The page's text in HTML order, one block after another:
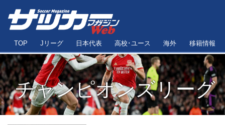
TOP Jリーグ 日本代表 高校･ユース 海外 移籍情報
チャンピオンズリーグ